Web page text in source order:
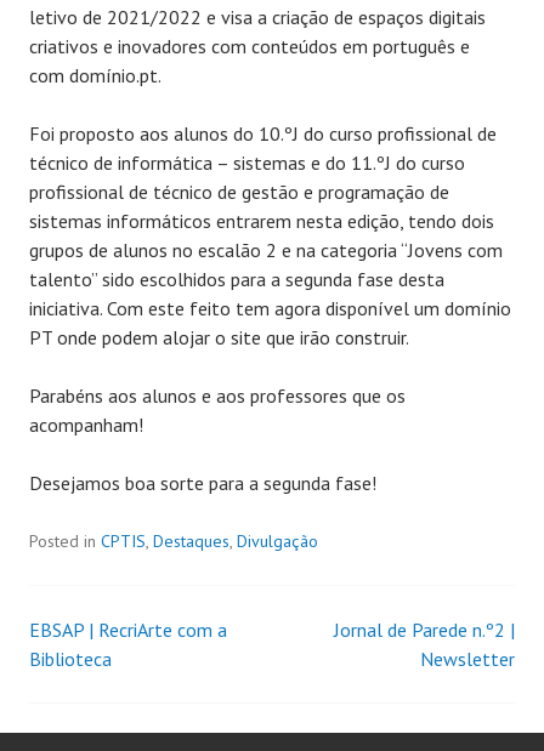
letivo de 2021/2022 e visa a criação de espaços digitais
criativos e inovadores com conteúdos em português e
com domínio.pt.
Foi proposto aos alunos do 10.ºJ do curso profissional de
técnico de informática – sistemas e do 11.ºJ do curso
profissional de técnico de gestão e programação de
sistemas informáticos entrarem nesta edição, tendo dois
grupos de alunos no escalão 2 e na categoria “Jovens com
talento” sido escolhidos para a segunda fase desta
iniciativa. Com este feito tem agora disponível um domínio
PT onde podem alojar o site que irão construir.
Parabéns aos alunos e aos professores que os
acompanham!
Desejamos boa sorte para a segunda fase!
Posted in CPTIS, Destaques, Divulgação
EBSAP | RecriArte com a
Biblioteca
Jornal de Parede n.º2 |
Newsletter